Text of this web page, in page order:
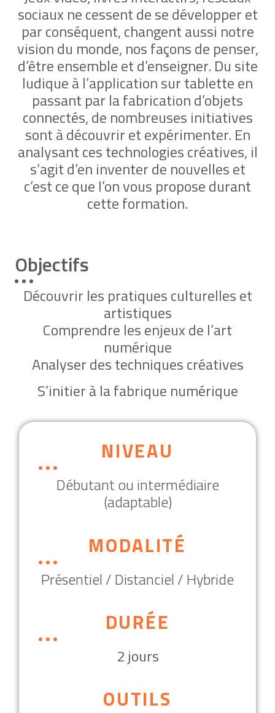
sociaux ne cessent de se développer et
par conséquent, changent aussi notre
vision du monde, nos façons de penser,
d’être ensemble et d’enseigner. Du site
ludique à l’application sur tablette en
passant par la fabrication d’objets
connectés, de nombreuses initiatives
sont à découvrir et expérimenter. En
analysant ces technologies créatives, il
s’agit d’en inventer de nouvelles et
c’est ce que l’on vous propose durant
cette formation.
Objectifs
Découvrir les pratiques culturelles et
artistiques
Comprendre les enjeux de l’art
numérique
Analyser des techniques créatives
S’initier à la fabrique numérique
NIVEAU
Débutant ou intermédiaire
(adaptable)
MODALITÉ
Présentiel / Distanciel / Hybride
DURÉE
2 jours
OUTILS